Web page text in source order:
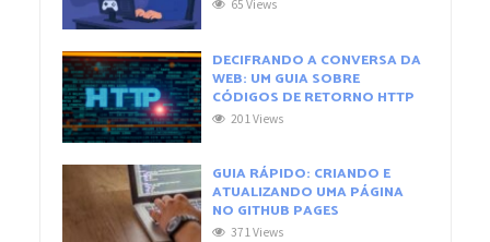
65 Views
DECIFRANDO A CONVERSA DA
WEB: UM GUIA SOBRE
CÓDIGOS DE RETORNO HTTP
201 Views
GUIA RÁPIDO: CRIANDO E
ATUALIZANDO UMA PÁGINA
NO GITHUB PAGES
371 Views